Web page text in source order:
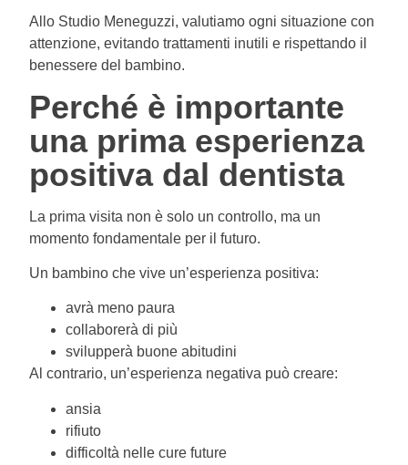
Allo Studio Meneguzzi, valutiamo ogni situazione con
attenzione, evitando trattamenti inutili e rispettando il
benessere del bambino.
Perché è importante
una prima esperienza
positiva dal dentista
La prima visita non è solo un controllo, ma un
momento fondamentale per il futuro.
Un bambino che vive un’esperienza positiva:
avrà meno paura
collaborerà di più
svilupperà buone abitudini
Al contrario, un’esperienza negativa può creare:
ansia
rifiuto
difficoltà nelle cure future